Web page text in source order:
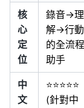
核
心
定
位
錄音→理
解→行動
的全流程
助手
中
文
⭐⭐⭐⭐⭐
(針對中